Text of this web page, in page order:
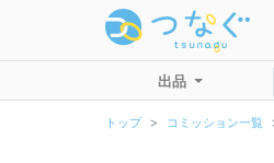
出品
トップ コミッション一覧